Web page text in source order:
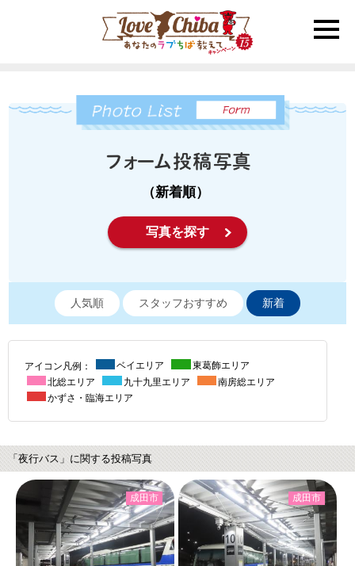
toggle
（新着順）
写真を探す
人気順 スタッフおすすめ 新着
アイコン凡例： ベイエリア
東葛飾エリア
北総エリア
九十九里エリア
南房総エリア
かずさ・臨海エリア
「夜行バス」に関する投稿写真
成田市 成田市